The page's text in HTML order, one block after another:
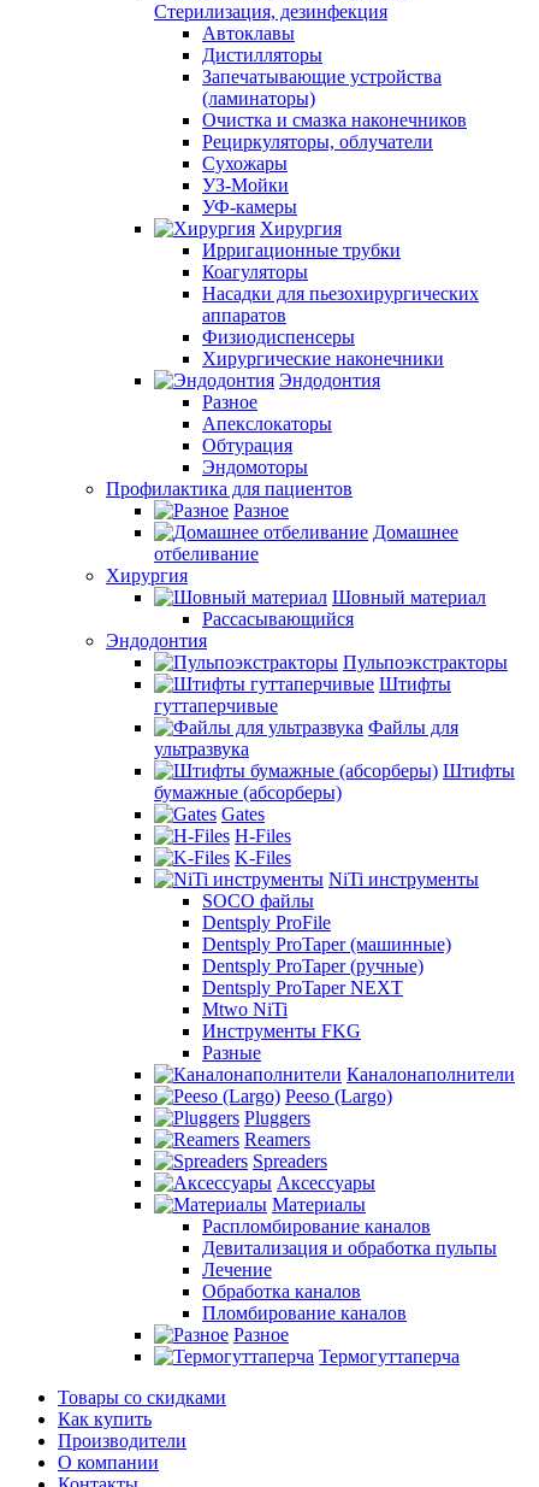
Стерилизация, дезинфекция
Автоклавы
Дистилляторы
Запечатывающие устройства
(ламинаторы)
Очистка и смазка наконечников
Рециркуляторы, облучатели
Сухожары
УЗ-Мойки
УФ-камеры
Хирургия
Ирригационные трубки
Коагуляторы
Насадки для пьезохирургических
аппаратов
Физиодиспенсеры
Хирургические наконечники
Эндодонтия
Разное
Апекслокаторы
Обтурация
Эндомоторы
Профилактика для пациентов
Разное
Домашнее
отбеливание
Хирургия
Шовный материал
Рассасывающийся
Эндодонтия
Пульпоэкстракторы
Штифты
гуттаперчивые
Файлы для
ультразвука
Штифты
бумажные (абсорберы)
Gates
H-Files
K-Files
NiTi инструменты
SOCO файлы
Dentsply ProFile
Dentsply ProTaper (машинные)
Dentsply ProTaper (ручные)
Dentsply ProTaper NEXT
Mtwo NiTi
Инструменты FKG
Разные
Каналонаполнители
Peeso (Largo)
Pluggers
Reamers
Spreaders
Аксессуары
Материалы
Распломбирование каналов
Девитализация и обработка пульпы
Лечение
Обработка каналов
Пломбирование каналов
Разное
Термогуттаперча
Товары со скидками
Как купить
Производители
О компании